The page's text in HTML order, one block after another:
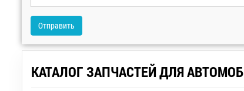
Отправить
КАТАЛОГ ЗАПЧАСТЕЙ ДЛЯ